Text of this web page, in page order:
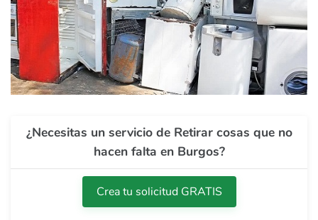
¿Necesitas un servicio de Retirar cosas que no
hacen falta en Burgos?
Crea tu solicitud GRATIS